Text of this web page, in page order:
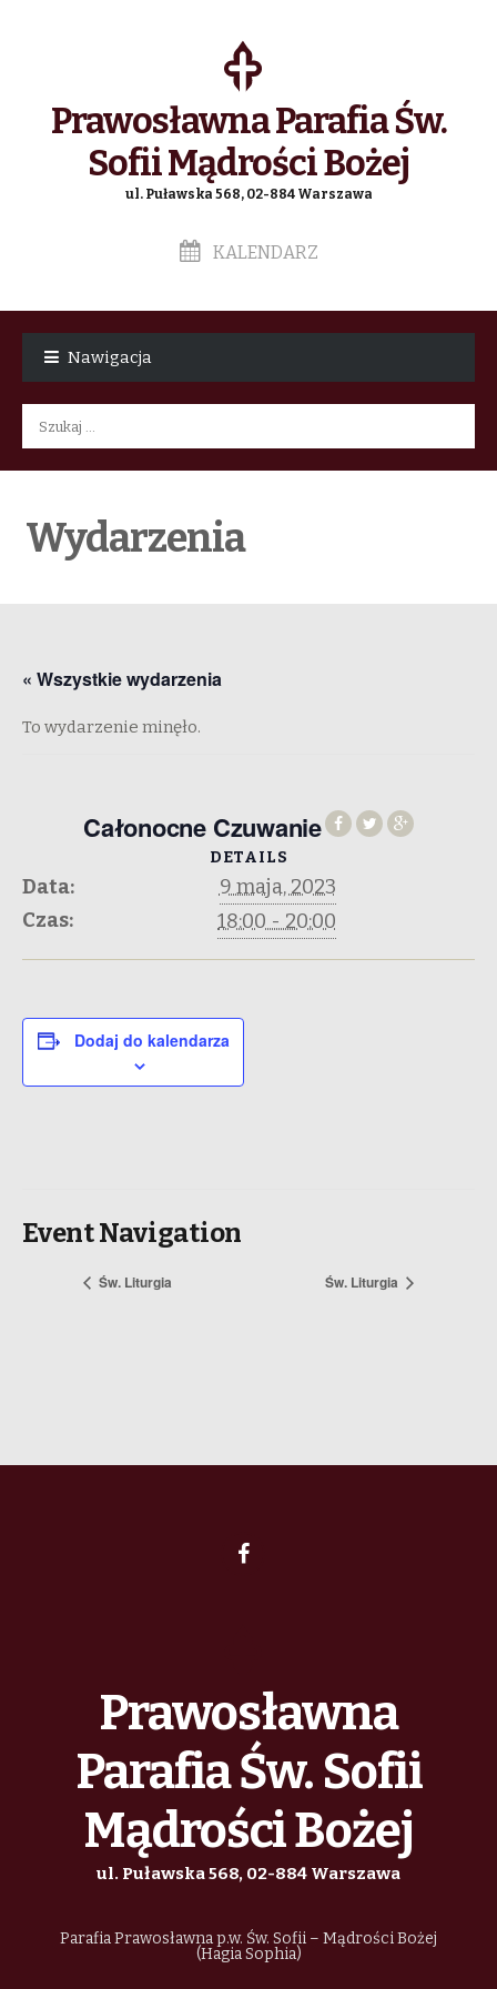
Prawosławna Parafia Św.
Sofii Mądrości Bożej
ul. Puławska 568, 02-884 Warszawa
KALENDARZ
Nawigacja
Szukaj:
Wydarzenia
« Wszystkie wydarzenia
To wydarzenie minęło.
Całonocne Czuwanie
DETAILS
Data:
9 maja, 2023
Czas:
18:00 - 20:00
Dodaj do kalendarza
Event Navigation
Św. Liturgia Św. Liturgia
Prawosławna
Parafia Św. Sofii
Mądrości Bożej
ul. Puławska 568, 02-884 Warszawa
Parafia Prawosławna p.w. Św. Sofii – Mądrości Bożej
(Hagia Sophia)